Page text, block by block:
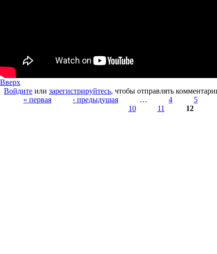
Вверх
Войдите или зарегистрируйтесь, чтобы отправлять
Страницы
« первая ‹ предыдущая … 4
5
10
11 12